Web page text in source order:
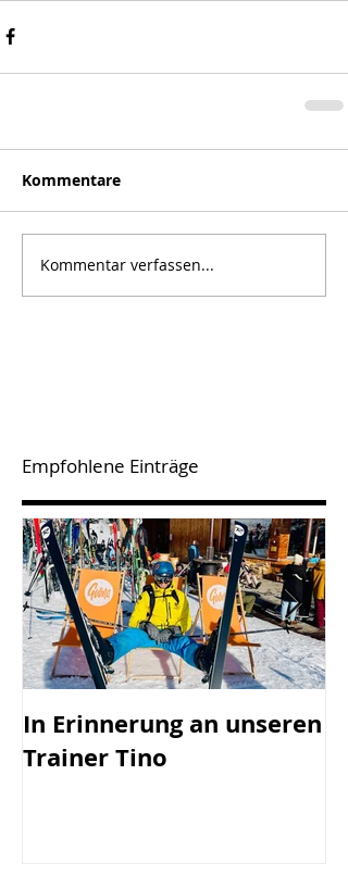
Kommentare
Kommentar verfassen...
Empfohlene Einträge
In Erinnerung an unseren
Trainer Tino